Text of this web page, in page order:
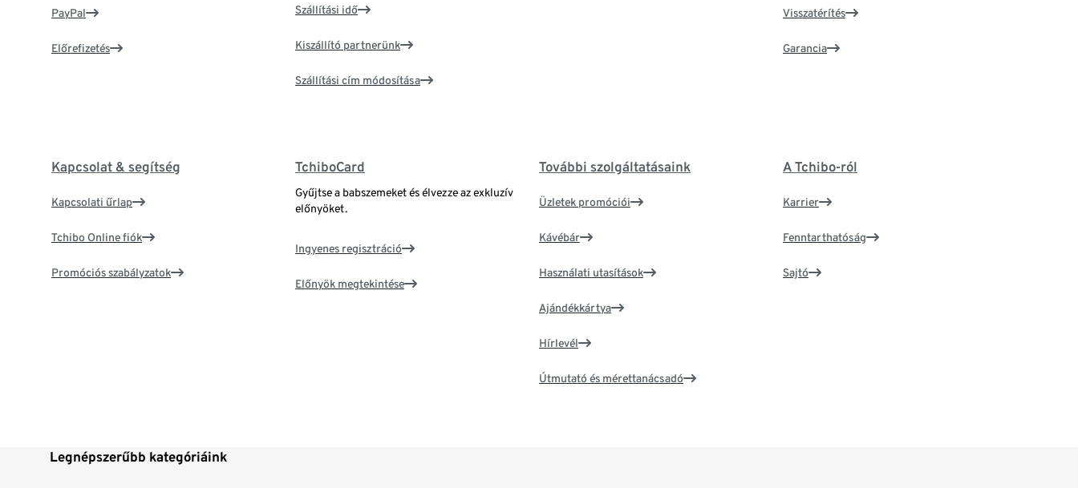
PayPal
Előrefizetés
Szállítási idő
Kiszállító partnerünk
Szállítási cím módosítása
Visszatérítés
Garancia
Kapcsolat & segítség
Kapcsolati űrlap
Tchibo Online fiók
Promóciós szabályzatok
TchiboCard
Gyűjtse a babszemeket és élvezze az exkluzív
előnyöket.
Ingyenes regisztráció
Előnyök megtekintése
További szolgáltatásaink
Üzletek promóciói
Kávébár
Használati utasítások
Ajándékkártya
Hírlevél
Útmutató és mérettanácsadó
A Tchibo-ról
Karrier
Fenntarthatóság
Sajtó
Legnépszerűbb kategóriáink